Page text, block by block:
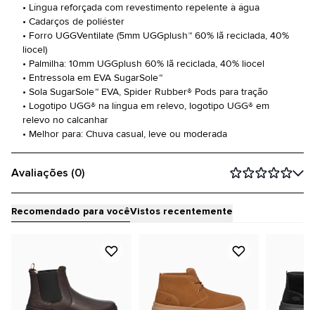
• Língua reforçada com revestimento repelente à água
• Cadarços de poliéster
• Forro UGGVentilate (5mm UGGplush™ 60% lã reciclada, 40%
liocel)
• Palmilha: 10mm UGGplush 60% lã reciclada, 40% liocel
• Entressola em EVA SugarSole™
• Sola SugarSole™ EVA, Spider Rubber® Pods para tração
• Logotipo UGG® na língua em relevo, logotipo UGG® em
relevo no calcanhar
• Melhor para: Chuva casual, leve ou moderada
Avaliações (0)
Recomendado para vocêVistos recentemente